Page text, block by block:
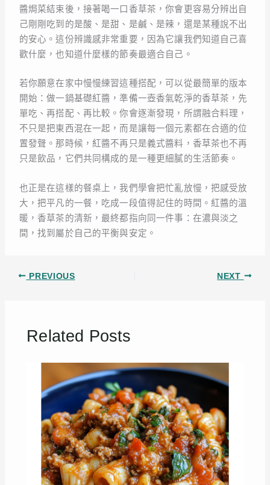
醬焗菜結束後，接著喝一口香草茶，你會更容易分辨出自
己剛剛吃到的是酸、是甜、是鹹、是辣，還是某種說不出
的安心。這份辨識感非常重要，因為它讓我們知道自己喜
歡什麼，也知道什麼樣的節奏最適合自己。
若你願意在家中慢慢練習這種搭配，可以從最簡單的版本
開始：做一鍋基礎紅醬，準備一壺香氣乾淨的香草茶，先
單吃、再搭配、再比較。你會逐漸發現，所謂融合料理，
不只是把東西混在一起，而是讓每一個元素都在合適的位
置發聲。那時候，紅醬不再只是義式醬料，香草茶也不再
只是飲品，它們共同構成的是一種更細膩的生活節奏。
也正是在這樣的餐桌上，我們學會把忙亂放慢，把感受放
大，把平凡的一餐，吃成一段值得記住的時間。紅醬的溫
暖，香草茶的清新，最終都指向同一件事：在濃與淡之
間，找到屬於自己的平衡與安定。
PREVIOUS NEXT
Related Posts